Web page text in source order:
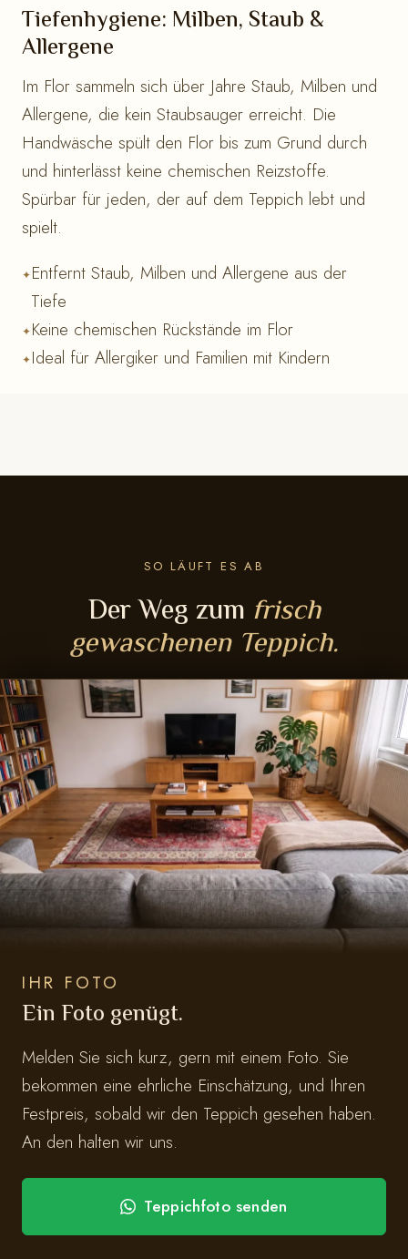
Tiefenhygiene: Milben, Staub &
Allergene
Im Flor sammeln sich über Jahre Staub, Milben und
Allergene, die kein Staubsauger erreicht. Die
Handwäsche spült den Flor bis zum Grund durch
und hinterlässt keine chemischen Reizstoffe.
Spürbar für jeden, der auf dem Teppich lebt und
spielt.
Entfernt Staub, Milben und Allergene aus der
Tiefe
Keine chemischen Rückstände im Flor
Ideal für Allergiker und Familien mit Kindern
SO LÄUFT ES AB
Der Weg zum frisch
gewaschenen Teppich.
IHR FOTO
Ein Foto genügt.
Melden Sie sich kurz, gern mit einem Foto. Sie
bekommen eine ehrliche Einschätzung, und Ihren
Festpreis, sobald wir den Teppich gesehen haben.
An den halten wir uns.
Teppichfoto senden